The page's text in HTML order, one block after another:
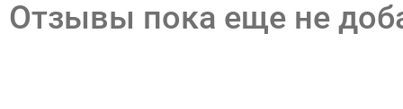
Отзывы пока еще не